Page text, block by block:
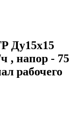
Ду15x15
, напор - 75
рабочего